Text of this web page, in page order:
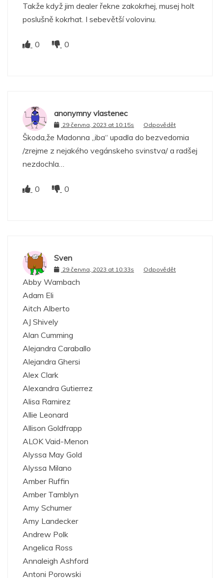
Takže když jim dealer řekne zakokrhej, musej holt
poslušně kokrhat. I sebevětší volovinu.
0 0
anonymny vlastenec
29 června, 2023 at 10:15s Odpovědět
Škoda,že Madonna „iba“ upadla do bezvedomia
/zrejme z nejakého vegánskeho svinstva/ a radšej
nezdochla…
0 0
Sven
29 června, 2023 at 10:33s Odpovědět
Abby Wambach
Adam Eli
Aitch Alberto
AJ Shively
Alan Cumming
Alejandra Caraballo
Alejandra Ghersi
Alex Clark
Alexandra Gutierrez
Alisa Ramirez
Allie Leonard
Allison Goldfrapp
ALOK Vaid-Menon
Alyssa May Gold
Alyssa Milano
Amber Ruffin
Amber Tamblyn
Amy Schumer
Amy Landecker
Andrew Polk
Angelica Ross
Annaleigh Ashford
Antoni Porowski